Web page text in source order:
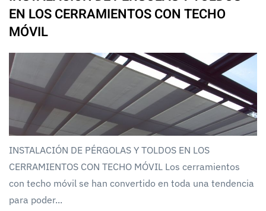
EN LOS CERRAMIENTOS CON TECHO
MÓVIL
INSTALACIÓN DE PÉRGOLAS Y TOLDOS EN LOS
CERRAMIENTOS CON TECHO MÓVIL Los cerramientos
con techo móvil se han convertido en toda una tendencia
para poder...